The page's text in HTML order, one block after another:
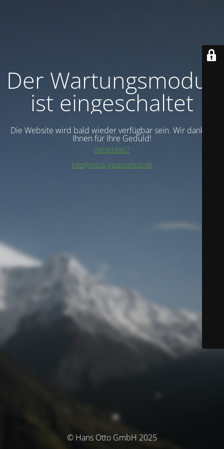
Der Wartungsmodus
ist eingeschaltet
Die Website wird bald wieder verfügbar sein. Wir danken
Ihnen für Ihre Geduld!
040434867
info@ottos-gastroshop.de
© Hans Otto GmbH 2025